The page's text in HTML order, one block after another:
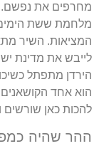
מחרפים את נפשם.
מלחמת ששת הימים
המציאות. השיר
לייבש את מדינת
הירדן מתפתל
הוא אחד הקושאנים
להכות כאן
ההר שהיה